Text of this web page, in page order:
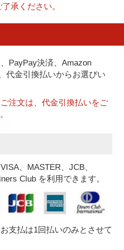
承ください。
PayPay決済、Amazon
代金引換払いからお選びい
注文は、代金引換払いをご
、MASTER、JCB、
Club を利用できます。
支払は1回払いのみとさせて